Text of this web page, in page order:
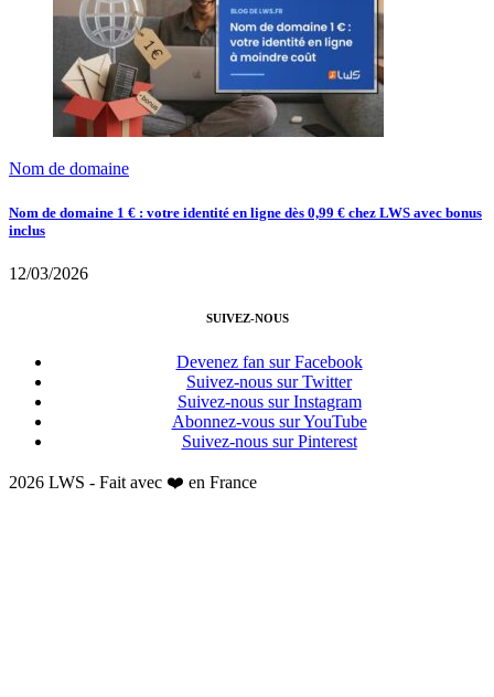
Nom de domaine
Nom de domaine 1 € : votre identité en ligne dès 0,99 € chez LWS avec bonus
inclus
12/03/2026
SUIVEZ-NOUS
Devenez fan sur Facebook
Suivez-nous sur Twitter
Suivez-nous sur Instagram
Abonnez-vous sur YouTube
Suivez-nous sur Pinterest
2026 LWS - Fait avec ❤️ en France